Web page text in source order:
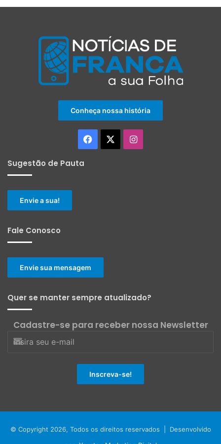
Conheça nossa história
Facebook Instagram
Sugestão de Pauta
Envie a sua!
Fale Conosco
Envie sua mensagem
Quer se manter sempre atualizado?
Cadastre-se para receber nossa Newsletter
© Copyright 2026, Todos os direitos reservados | Desenvolvido